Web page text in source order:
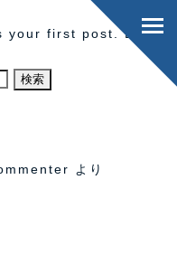
your first post. Edit or
より